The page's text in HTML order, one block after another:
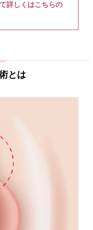
詳しくはこちらの
とは